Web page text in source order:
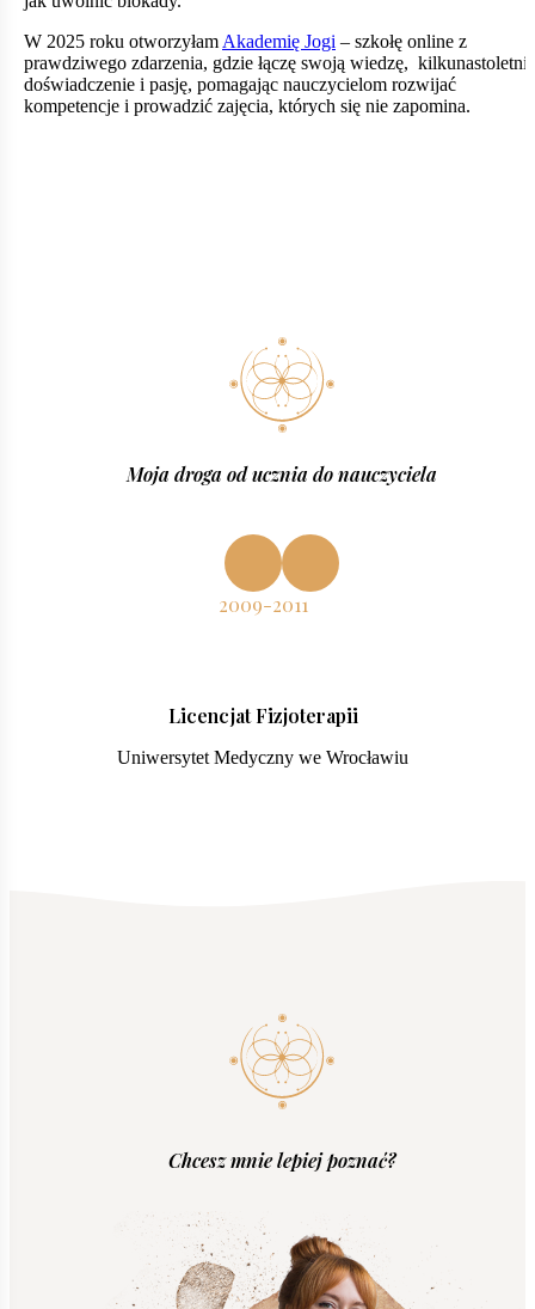
W 2025 roku otworzyłam Akademię Jogi – szkołę online z
prawdziwego zdarzenia, gdzie łączę swoją wiedzę, kilkunastoletnie
doświadczenie i pasję, pomagając nauczycielom rozwijać
kompetencje i prowadzić zajęcia, których się nie zapomina.
Moja droga od ucznia do nauczyciela
2009-2011
Licencjat Fizjoterapii
Uniwersytet Medyczny we Wrocławiu
Chcesz mnie lepiej poznać?